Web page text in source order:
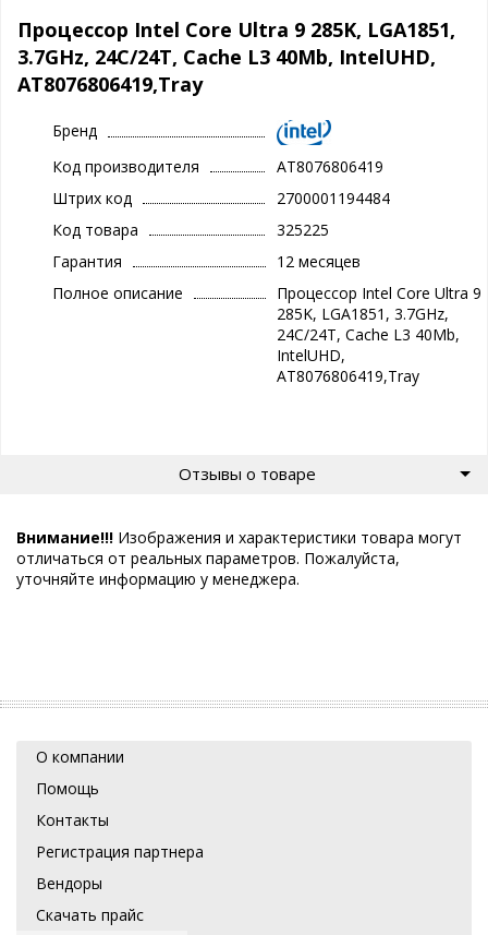
Процессор Intel Core Ultra 9 285K, LGA1851,
3.7GHz, 24C/24T, Cache L3 40Mb, IntelUHD,
AT8076806419,Tray
Бренд
Код производителя
AT8076806419
Штрих код
2700001194484
Код товара
325225
Гарантия
12 месяцев
Полное описание
Процессор Intel Core Ultra 9
285K, LGA1851, 3.7GHz,
24C/24T, Cache L3 40Mb,
IntelUHD,
AT8076806419,Tray
Отзывы о товаре
Внимание!!! Изображения и характеристики товара могут
отличаться от реальных параметров. Пожалуйста,
уточняйте информацию у менеджера.
О компании
Помощь
Контакты
Регистрация партнера
Вендоры
Скачать прайс